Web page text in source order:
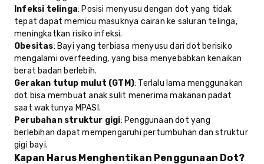
Infeksi telinga: Posisi menyusu dengan dot yang tidak
tepat dapat memicu masuknya cairan ke saluran telinga,
meningkatkan risiko infeksi.
Obesitas: Bayi yang terbiasa menyusu dari dot berisiko
mengalami overfeeding, yang bisa menyebabkan kenaikan
berat badan berlebih.
Gerakan tutup mulut (GTM): Terlalu lama menggunakan
dot bisa membuat anak sulit menerima makanan padat
saat waktunya MPASI.
Perubahan struktur gigi: Penggunaan dot yang
berlebihan dapat mempengaruhi pertumbuhan dan struktur
gigi bayi.
Kapan Harus Menghentikan Penggunaan Dot?